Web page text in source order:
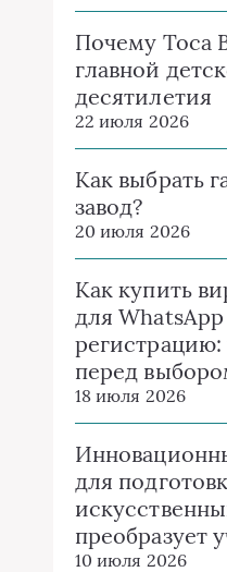
Почему Toca
главной
десятилетия
22 июля 2026
Как выбрать
завод?
20 июля 2026
Как купить
для
регистрацию:
перед
18 июля 2026
для
преобразует
10 июля 2026